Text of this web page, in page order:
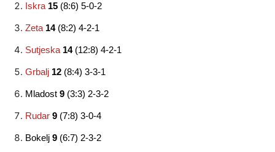
Iskra 15 (8:6) 5-0-2
Zeta 14(8:2) 4-2-1
Sutjeska 14(12:8) 4-2-1
Grbalj 12 (8:4) 3-3-1
Mladost 9 (3:3) 2-3-2
Rudar 9 (7:8) 3-0-4
Bokelj 9 (6:7) 2-3-2